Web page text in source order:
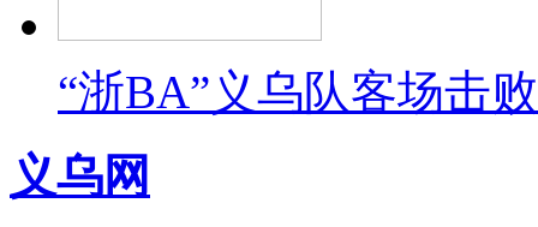
“浙BA”义乌队客场击
义乌网